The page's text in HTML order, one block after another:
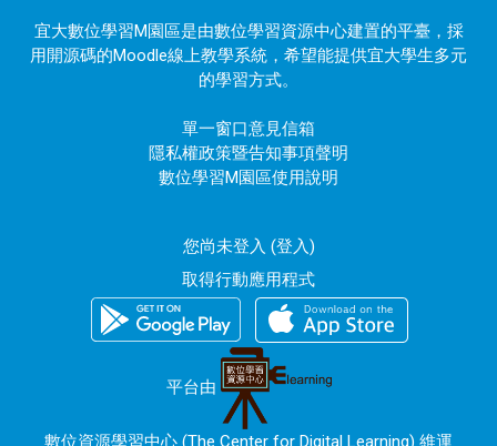
宜大數位學習M園區是由數位學習資源中心建置的平臺，採
用開源碼的Moodle線上教學系統，希望能提供宜大學生多元
的學習方式。
單一窗口意見信箱
隱私權政策暨告知事項聲明
數位學習M園區使用說明
您尚未登入 (登入)
取得行動應用程式
平台由
數位資源學習中心 (The Center for Digital Learning) 維運